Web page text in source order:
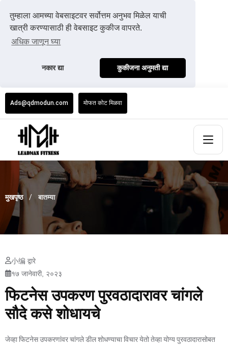
तुम्हाला आमच्या वेबसाइटवर सर्वोत्तम अनुभव मिळेल याची
खात्री करण्यासाठी ही वेबसाइट कुकीज वापरते.
अधिक जाणून घ्या
नकार द्या कुकीजना अनुमती द्या
Ads@qdmodun.com मोफत कोट मिळवा
मुखपृष्ठ बातम्या
小编 द्वारे
१७ जानेवारी, २०२३
फिटनेस उपकरण पुरवठादारावर चांगले
सौदे कसे शोधायचे
जेव्हा फिटनेस उपकरणांवर चांगले डील शोधण्याचा विचार येतो तेव्हा योग्य पुरवठादारासोबत